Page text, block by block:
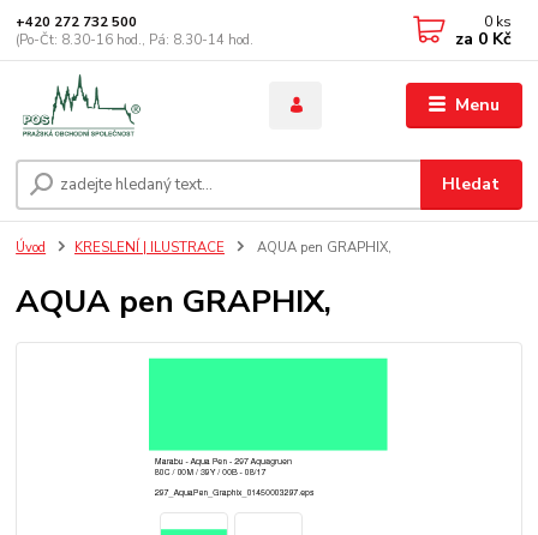
Menu
Hledat
+420 272 732 500
(Po-Čt: 8.30-16 hod., Pá: 8.30-14 hod.
0 ks
za 0 Kč
Úvod KRESLENÍ | ILUSTRACE AQUA pen GRAPHIX,
AQUA pen GRAPHIX,